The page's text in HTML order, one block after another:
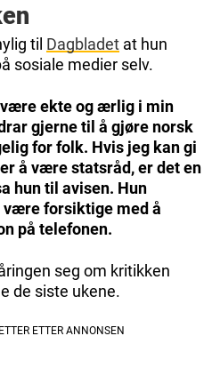
til Dagbladet at hun
sosiale medier selv.
ekte og ærlig i min
gjerne til å gjøre norsk
for folk. Hvis jeg kan gi
å være statsråd, er det en
hun til avisen. Hun
forsiktige med å
på telefonen.
seg om kritikken
de siste ukene.